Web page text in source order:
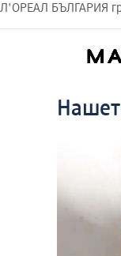
Л'ОРЕАЛ БЪЛГАРИЯ